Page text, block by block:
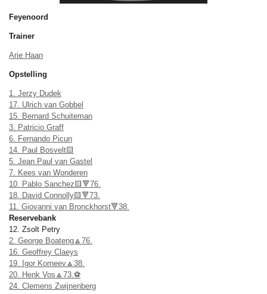
Feyenoord
Trainer
Arie Haan
Opstelling
1. Jerzy Dudek
17. Ulrich van Gobbel
15. Bernard Schuiteman
3. Patricio Graff
6. Fernando Picun
14. Paul Bosvelt🟨
5. Jean Paul van Gastel
7. Kees van Wonderen
10. Pablo Sanchez🟨🔻76.
18. David Connolly🟨🔻73.
11. Giovanni van Bronckhorst🔻38.
Reservebank
12. Zsolt Petry
2. George Boateng🔼76.
16. Geoffrey Claeys
19. Igor Korneev🔼38.
20. Henk Vos🔼73.⚽
24. Clemens Zwijnenberg